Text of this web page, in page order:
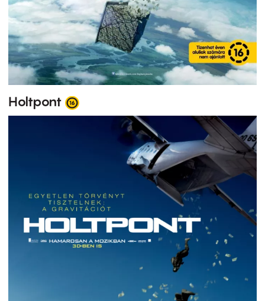
Holtpont